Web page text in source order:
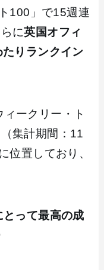
100」で15週連
に英国オフィ
りランクイン
ィークリー・ト
集計期間：11
位置しており、
とって最高の成